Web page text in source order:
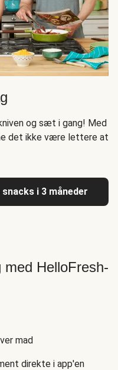
og sæt i gang! Med
det ikke være lettere at
i 3 måneder
HelloFresh-
mad
direkte i app'en